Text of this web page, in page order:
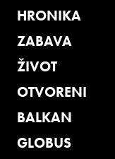
HRONIKA
ZABAVA
ŽIVOT
OTVORENI
BALKAN
GLOBUS